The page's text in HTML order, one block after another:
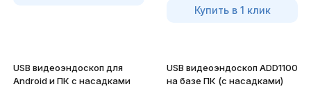
Купить в 1 клик
USB видеоэндоскоп для
Android и ПК с насадками
USB видеоэндоскоп ADD1100
на базе ПК (с насадками)